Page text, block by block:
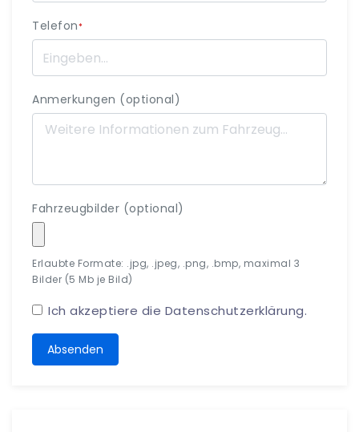
Telefon*
Anmerkungen (optional)
Fahrzeugbilder (optional)
Erlaubte Formate: .jpg, .jpeg, .png, .bmp, maximal 3
Bilder (5 Mb je Bild)
Ich akzeptiere die Datenschutzerklärung.
Absenden